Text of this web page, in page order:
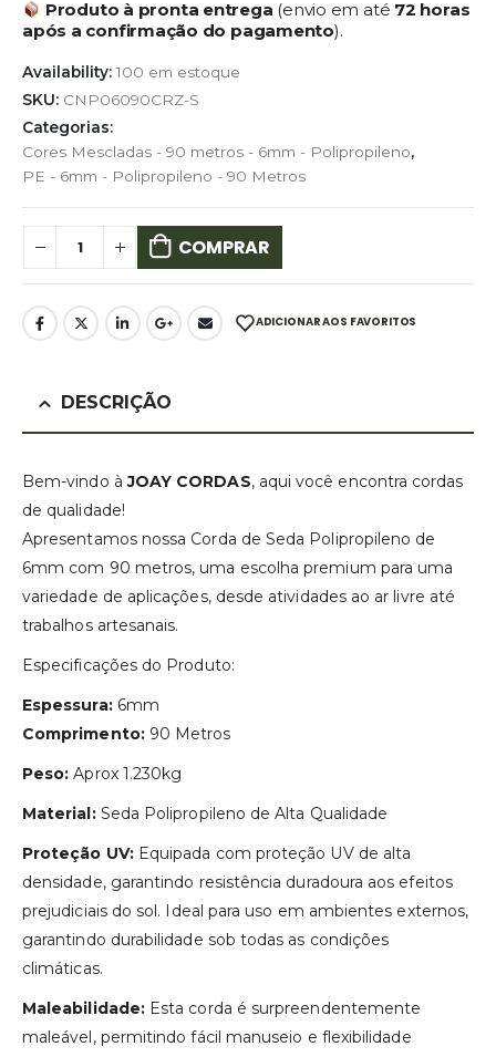
Produto à pronta entrega (envio em até 72 horas
após a confirmação do pagamento).
Availability:100 em estoque
SKU: CNP06090CRZ-S
Categorias:
Cores Mescladas - 90 metros - 6mm - Polipropileno,
PE - 6mm - Polipropileno - 90 Metros
COMPRAR
ADICIONAR AOS FAVORITOS
DESCRIÇÃO
Bem-vindo àJOAY CORDAS, aqui você encontra cordas
de qualidade!
Apresentamos nossa Corda de Seda Polipropileno de
6mm com 90 metros, uma escolha premium para uma
variedade de aplicações, desde atividades ao ar livre até
trabalhos artesanais.
Especificações do Produto:
Espessura:6mm
Comprimento:90 Metros
Peso:Aprox 1.230kg
Material:Seda Polipropileno de Alta Qualidade
Proteção UV:Equipada com proteção UV de alta
densidade, garantindo resistência duradoura aos efeitos
prejudiciais do sol. Ideal para uso em ambientes externos,
garantindo durabilidade sob todas as condições
climáticas.
Maleabilidade:Esta corda é surpreendentemente
maleável, permitindo fácil manuseio e flexibilidade